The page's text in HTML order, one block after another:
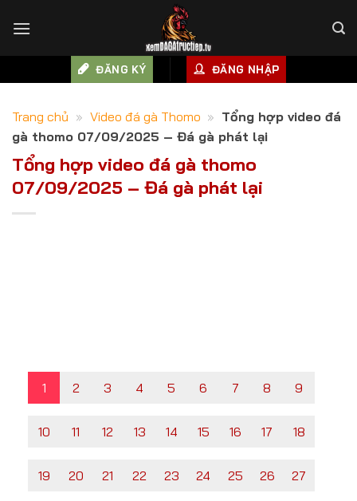
ĐĂNG KÝ ĐĂNG NHẬP
Trang chủ » Video đá gà Thomo » Tổng hợp video đá
gà thomo 07/09/2025 – Đá gà phát lại
Tổng hợp video đá gà thomo
07/09/2025 – Đá gà phát lại
1 2 3 4 5 6 7 8 9
10 11 12 13 14 15 16 17 18
19 20 21 22 23 24 25 26 27